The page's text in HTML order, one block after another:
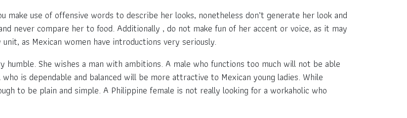
use of offensive words to describe her looks, nonetheless don’t generate her look and
never compare her to food. Additionally , do not make fun of her accent or voice, as it may
as Mexican women have introductions very seriously.
She wishes a man with ambitions. A male who functions too much will not be able
is dependable and balanced will be more attractive to Mexican young ladies. While
to be plain and simple. A Philippine female is not really looking for a workaholic who